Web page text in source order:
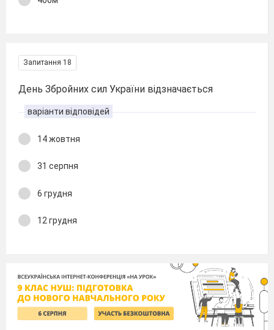
Запитання 18
День Збройних сил України відзначається
варіанти відповідей
14 жовтня
31 серпня
6 грудня
12 грудня